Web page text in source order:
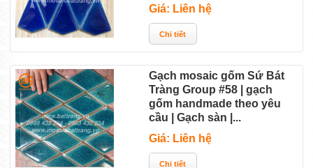
Giá: Liên hệ
Gạch mosaic gốm Sứ Bát
Tràng Group #58 | gạch
gốm handmade theo yêu
cầu | Gạch sàn |...
Giá: Liên hệ